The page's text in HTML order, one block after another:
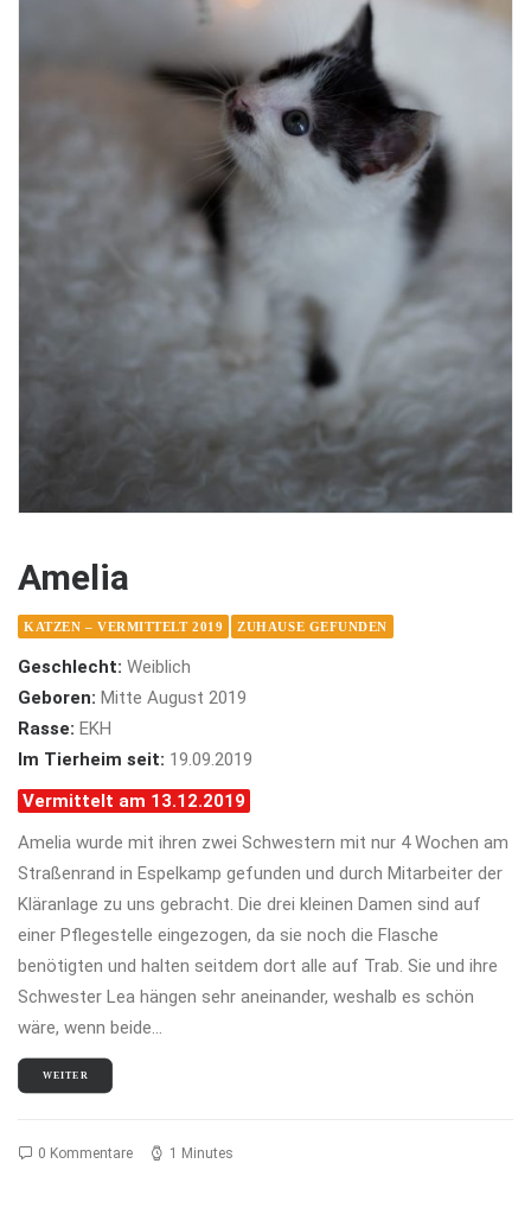
Amelia
KATZEN – VERMITTELT 2019 ZUHAUSE GEFUNDEN
Geschlecht: Weiblich
Geboren: Mitte August 2019
Rasse: EKH
Im Tierheim seit: 19.09.2019
Vermittelt am 13.12.2019
Amelia wurde mit ihren zwei Schwestern mit nur 4 Wochen am
Straßenrand in Espelkamp gefunden und durch Mitarbeiter der
Kläranlage zu uns gebracht. Die drei kleinen Damen sind auf
einer Pflegestelle eingezogen, da sie noch die Flasche
benötigten und halten seitdem dort alle auf Trab. Sie und ihre
Schwester Lea hängen sehr aneinander, weshalb es schön
wäre, wenn beide…
WEITER
0 Kommentare 1 Minutes